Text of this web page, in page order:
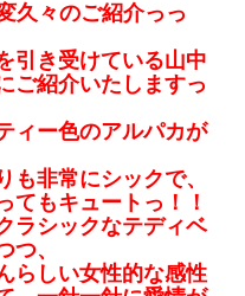
久々のご紹介っっ
引き受けている山中
ご紹介いたしますっ
ィー色のアルパカが
も非常にシックで、
てもキュートっ！！
ラシックなテディベ
つ、
らしい女性的な感性